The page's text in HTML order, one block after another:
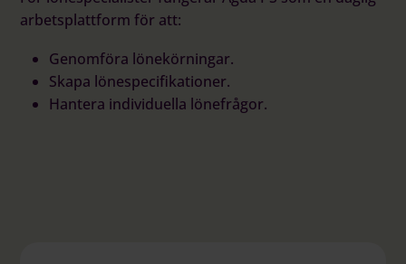
arbetsplattform för att:
Genomföra lönekörningar.
Skapa lönespecifikationer.
Hantera individuella lönefrågor.